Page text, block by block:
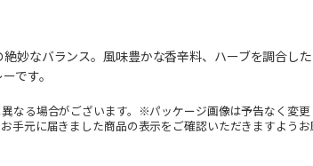
妙なバランス。風味豊かな香辛料、ハーブを調合し
です。
なる場合がございます。※パッケージ画像は予告なく変
手元に届きました商品の表示をご確認いただきますようお